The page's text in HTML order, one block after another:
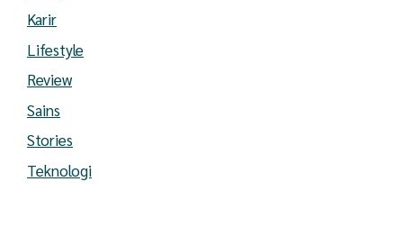
Karir
Lifestyle
Review
Sains
Stories
Teknologi